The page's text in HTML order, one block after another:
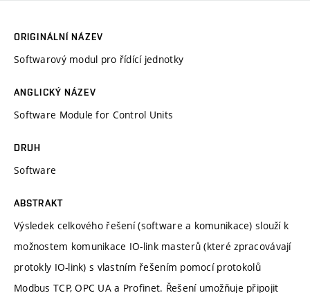
ORIGINÁLNÍ NÁZEV
Softwarový modul pro řídící jednotky
ANGLICKÝ NÁZEV
Software Module for Control Units
DRUH
Software
ABSTRAKT
Výsledek celkového řešení (software a komunikace) slouží k
možnostem komunikace IO-link masterů (které zpracovávají
protokly IO-link) s vlastním řešením pomocí protokolů
Modbus TCP, OPC UA a Profinet. Řešení umožňuje připojit